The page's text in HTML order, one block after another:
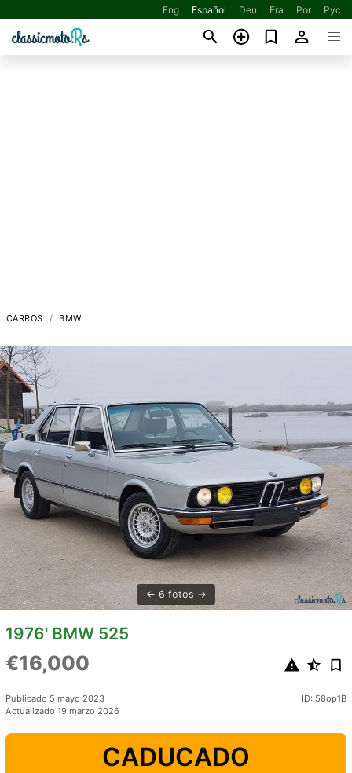
Eng Español Deu Fra Por Рус
CARROS BMW
6 fotos
1976' BMW 525
€16,000
Publicado 5 mayo 2023
Actualizado 19 marzo 2026
ID: 58op1B
CADUCADO